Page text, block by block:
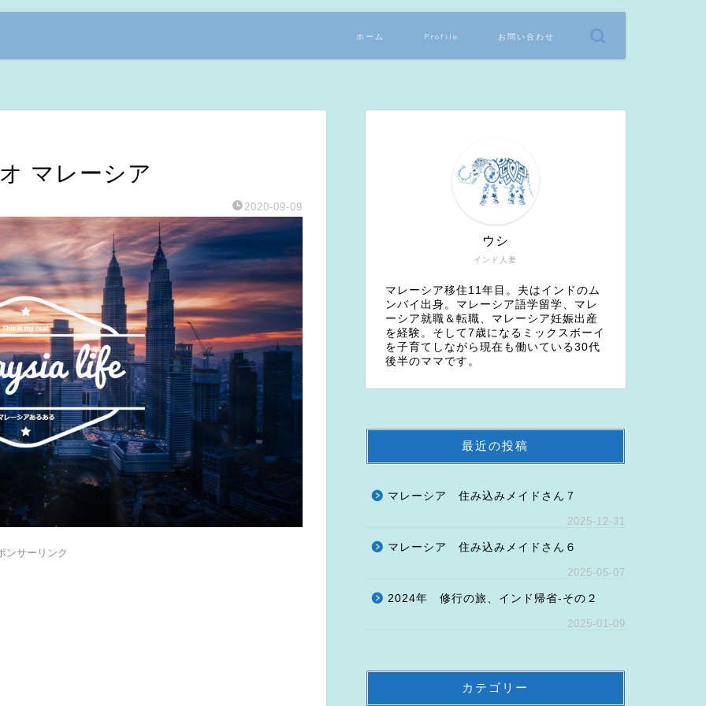
ホーム Profile お問い合わせ
マレーシア
2020-09-09
ンサーリンク
インド人妻
ウシ
マレーシア移住11年目。夫はインドのム
ンバイ出身。マレーシア語学留学、マレ
ーシア就職＆転職、マレーシア妊娠出産
を経験。そして7歳になるミックスボーイ
を子育てしながら現在も働いている30代
後半のママです。
最近の投稿
マレーシア 住み込みメイドさん７
2025-12-31
マレーシア 住み込みメイドさん６
2025-05-07
2024年 修行の旅、インド帰省-その２
2025-01-09
カテゴリー